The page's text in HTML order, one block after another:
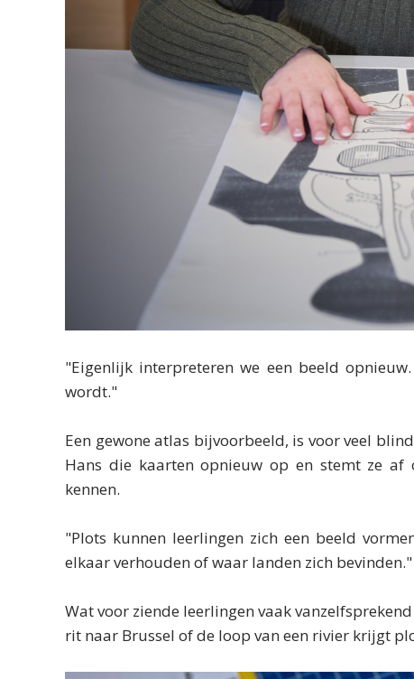
"Eigenlijk interpreteren we een beeld
wordt."
Een gewone atlas bijvoorbeeld, is voor veel
Hans die kaarten opnieuw op en stemt ze af
kennen.
"Plots kunnen leerlingen zich een beeld
elkaar verhouden of waar landen zich bevinden."
Wat voor ziende leerlingen vaak
rit naar Brussel of de loop van een rivier krijgt